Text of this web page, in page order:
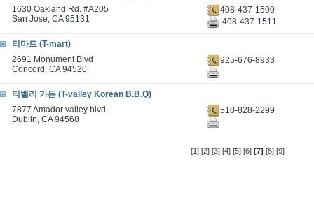
1630 Oakland Rd. #A205
San Jose, CA 95131
408-437-1500
408-437-1511
티마트 (T-mart)
2691 Monument Blvd
Concord, CA 94520
925-676-8933
티벨리 가든 (T-valley Korean B.B.Q)
7877 Amador valley blvd.
Dublin, CA 94568
510-828-2299
[1] [2] [3] [4] [5] [6] [7] [8] [9]